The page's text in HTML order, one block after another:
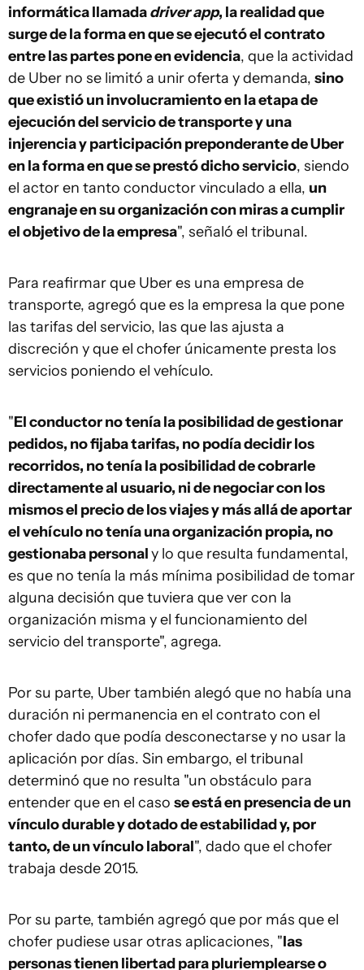
informática llamadadriver app, la realidad que
surge de la forma en que se ejecutó el contrato
entre las partes pone en evidencia, que la actividad
de Uber no se limitó a unir oferta y demanda, sino
que existió un involucramiento en la etapa de
ejecución del servicio de transporte y una
injerencia y participación preponderante de Uber
en la forma en que se prestó dicho servicio, siendo
el actor en tanto conductor vinculado a ella, un
engranaje en su organización con miras a cumplir
el objetivo de la empresa", señaló el tribunal.
Para reafirmar que Uber es una empresa de
transporte, agregó que es la empresa la que pone
las tarifas del servicio, las que las ajusta a
discreción y que el chofer únicamente presta los
servicios poniendo el vehículo.
"El conductor no tenía la posibilidad de gestionar
pedidos, no fijaba tarifas, no podía decidir los
recorridos, no tenía la posibilidad de cobrarle
directamente al usuario, ni de negociar con los
mismos el precio de los viajes y más allá de aportar
el vehículo no tenía una organización propia, no
gestionaba personaly lo que resulta fundamental,
es que no tenía la más mínima posibilidad de tomar
alguna decisión que tuviera que ver con la
organización misma y el funcionamiento del
servicio del transporte", agrega.
Por su parte, Uber también alegó que no había una
duración ni permanencia en el contrato con el
chofer dado que podía desconectarse y no usar la
aplicación por días. Sin embargo, el tribunal
determinó que no resulta "un obstáculo para
entender que en el caso se está en presencia de un
vínculo durable y dotado de estabilidad y, por
tanto, de un vínculo laboral", dado que el chofer
trabaja desde 2015.
Por su parte, también agregó que por más que el
chofer pudiese usar otras aplicaciones, "las
personas tienen libertad para pluriemplearse o